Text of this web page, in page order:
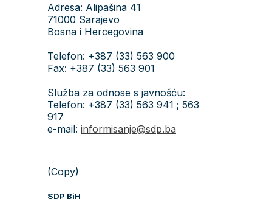
Adresa: Alipašina 41
71000 Sarajevo
Bosna i Hercegovina
Telefon: +387 (33) 563 900
Fax: +387 (33) 563 901
Služba za odnose s javnošću:
Telefon: +387 (33) 563 941 ; 563
917
e-mail: informisanje@sdp.ba
(Copy)
SDP BiH